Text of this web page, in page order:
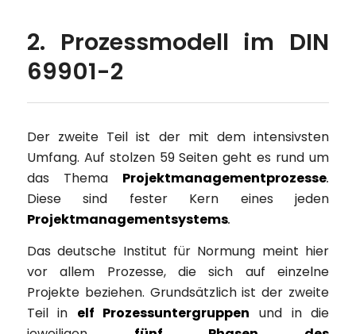
2. Prozessmodell im DIN
69901-2
Der zweite Teil ist der mit dem intensivsten
Umfang. Auf stolzen 59 Seiten geht es rund um
das Thema Projektmanagementprozesse.
Diese sind fester Kern eines jeden
Projektmanagementsystems.
Das deutsche Institut für Normung meint hier
vor allem Prozesse, die sich auf einzelne
Projekte beziehen. Grundsätzlich ist der zweite
Teil in elf Prozessuntergruppen und in die